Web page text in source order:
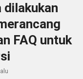
dilakukan
FAQ untuk